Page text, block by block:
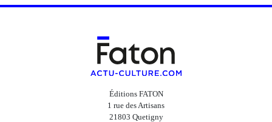
Éditions FATON
1 rue des Artisans
21803 Quetigny